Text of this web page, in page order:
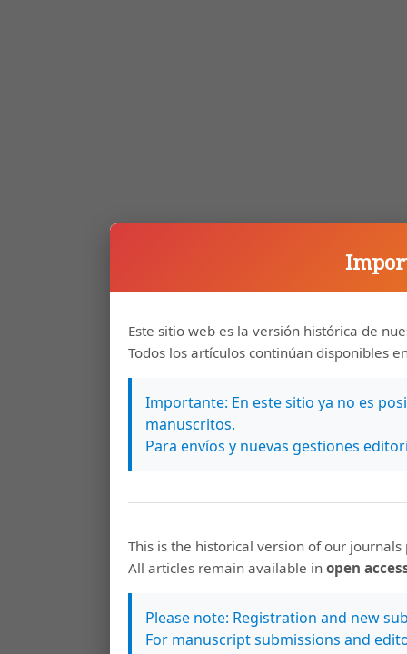
Este sitio web es la versión histórica de
Todos los artículos continúan disponibles
Importante: En este sitio ya no es
manuscritos.
Para envíos y nuevas gestiones
This is the historical version of our journals
All articles remain available in open
Please note: Registration and new
For manuscript submissions and